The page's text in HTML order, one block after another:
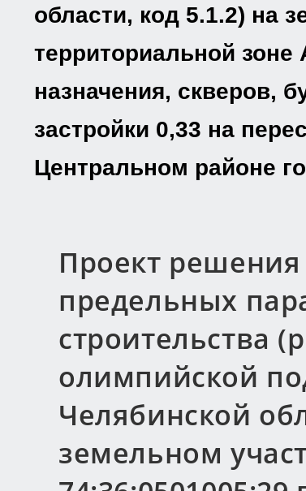
области, код 5.1.2) на
территориальной
назначения, скверов,
застройки 0,33 на
Центральном районе
Проект
предельных
строительства
олимпийской
Челябинской
земельном